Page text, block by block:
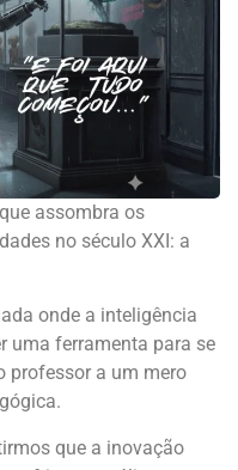
assombra os
no século XXI: a
onde a inteligência
uma ferramenta para se
professor a um mero
que a inovação